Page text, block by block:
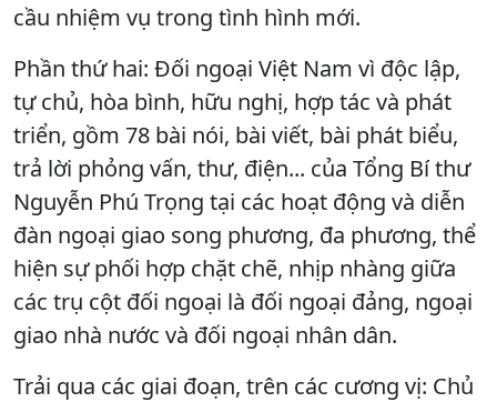
cầu nhiệm vụ trong tình hình mới.
Phần thứ hai: Đối ngoại Việt Nam vì độc lập,
tự chủ, hòa bình, hữu nghị, hợp tác và phát
triển, gồm 78 bài nói, bài viết, bài phát biểu,
trả lời phỏng vấn, thư, điện... của Tổng Bí thư
Nguyễn Phú Trọng tại các hoạt động và diễn
đàn ngoại giao song phương, đa phương, thể
hiện sự phối hợp chặt chẽ, nhịp nhàng giữa
các trụ cột đối ngoại là đối ngoại đảng, ngoại
giao nhà nước và đối ngoại nhân dân.
Trải qua các giai đoạn, trên các cương vị: Chủ